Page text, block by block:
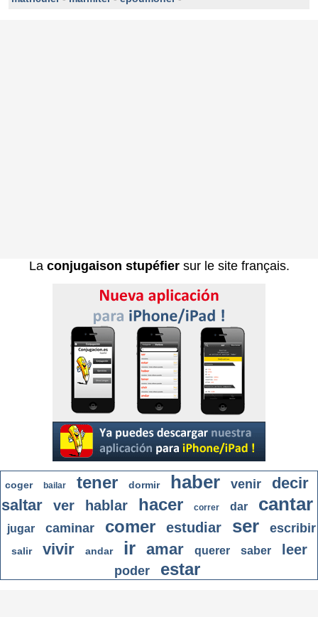
La conjugaison stupéfiersur le site français.
coger bailar tener dormir haber venir
decir
saltar
ver hablar hacer correr dar cantar
jugar caminar comer estudiar ser escribir
salir vivir andar ir amar querer saber leer
poder estar